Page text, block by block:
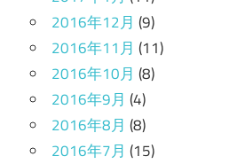
2016年12月 (9)
2016年11月 (11)
2016年10月 (8)
2016年9月 (4)
2016年8月 (8)
2016年7月 (15)